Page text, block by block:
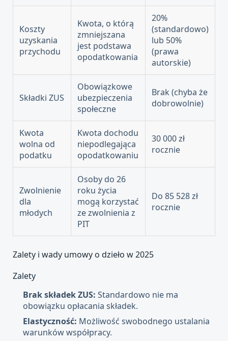
Koszty
uzyskania
przychodu
Kwota, o którą
zmniejszana
jest podstawa
opodatkowania
20%
(standardowo)
lub 50%
(prawa
autorskie)
Składki ZUS
Obowiązkowe
ubezpieczenia
społeczne
Brak (chyba że
dobrowolnie)
Kwota
wolna od
podatku
Kwota dochodu
niepodlegająca
opodatkowaniu
30 000 zł
rocznie
Zwolnienie
dla
młodych
Osoby do 26
roku życia
mogą korzystać
ze zwolnienia z
PIT
Do 85 528 zł
rocznie
Zalety i wady umowy o dzieło w 2025
Zalety
Brak składek ZUS: Standardowo nie ma
obowiązku opłacania składek.
Elastyczność: Możliwość swobodnego ustalania
warunków współpracy.